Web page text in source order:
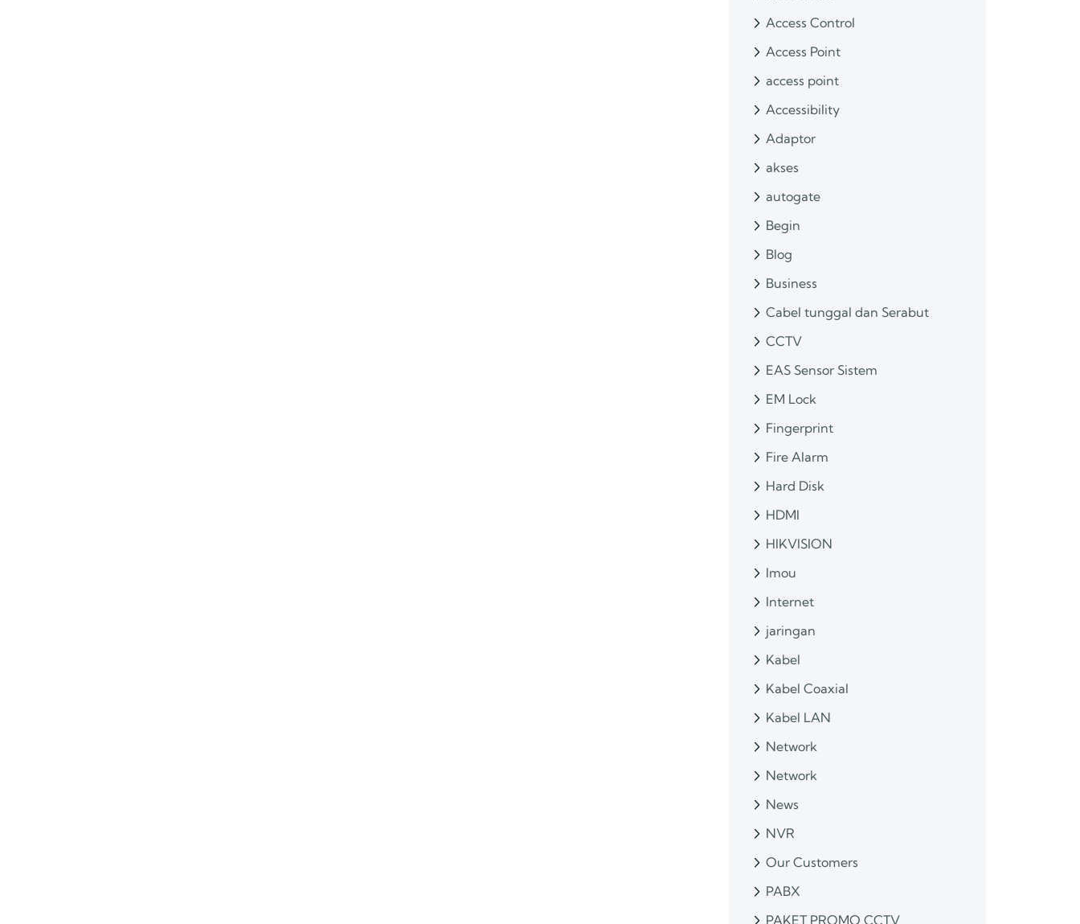
Access Control
Access Point
access point
Accessibility
Adaptor
akses
autogate
Begin
Blog
Business
Cabel tunggal dan Serabut
CCTV
EAS Sensor Sistem
EM Lock
Fingerprint
Fire Alarm
Hard Disk
HDMI
HIKVISION
Imou
Internet
jaringan
Kabel
Kabel Coaxial
Kabel LAN
Network
Network
News
NVR
Our Customers
PABX
PAKET PROMO CCTV